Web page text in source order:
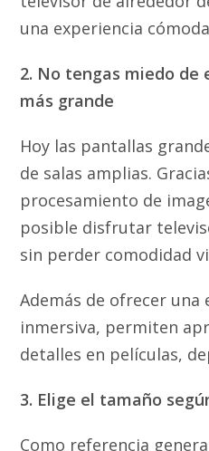
una experiencia
2. No tengas miedo de
más grande
Hoy las pantallas
de salas amplias.
procesamiento de
posible disfrutar
sin perder comodidad
Además de ofrecer una
inmersiva, permiten
detalles en películas,
3. Elige el tamaño
Como referencia